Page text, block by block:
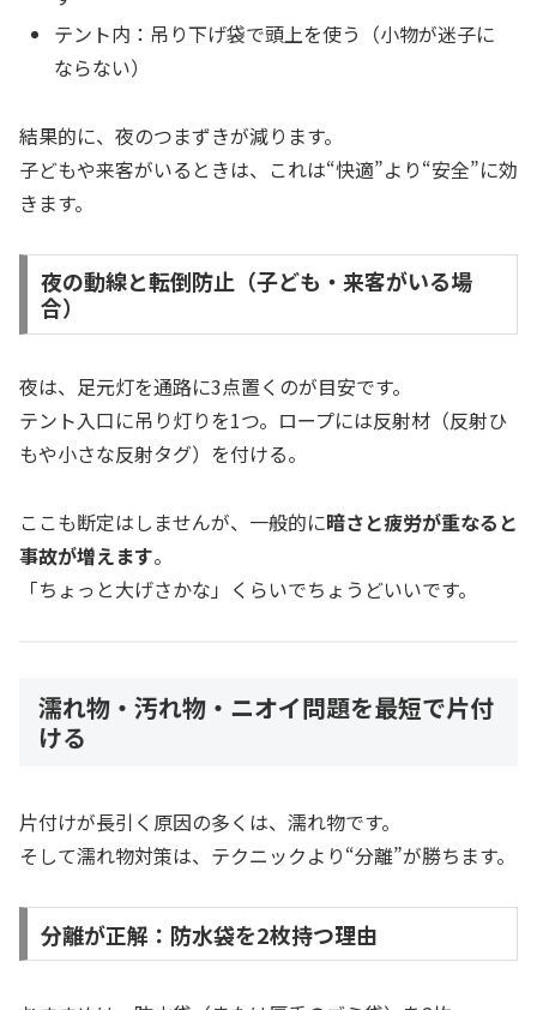
テント内：吊り下げ袋で頭上を使う（小物が迷子に
ならない）
結果的に、夜のつまずきが減ります。
子どもや来客がいるときは、これは“快適”より“安全”に効
きます。
夜の動線と転倒防止（子ども・来客がいる場
合）
夜は、足元灯を通路に3点置くのが目安です。
テント入口に吊り灯りを1つ。ロープには反射材（反射ひ
もや小さな反射タグ）を付ける。
ここも断定はしませんが、一般的に暗さと疲労が重なると
事故が増えます。
「ちょっと大げさかな」くらいでちょうどいいです。
濡れ物・汚れ物・ニオイ問題を最短で片付
ける
片付けが長引く原因の多くは、濡れ物です。
そして濡れ物対策は、テクニックより“分離”が勝ちます。
分離が正解：防水袋を2枚持つ理由